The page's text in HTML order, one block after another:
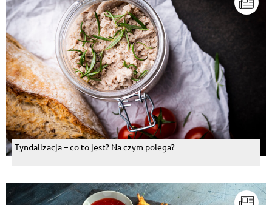
Tyndalizacja – co to jest? Na czym polega?